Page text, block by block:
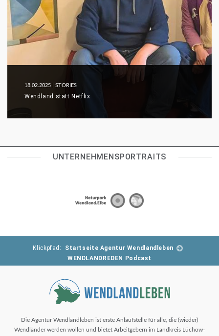
18.02.2025 | STORIES
Wendland statt Netflix
UNTERNEHMENSPORTRAITS
Klickpfad: Startseite Agentur Wendlandleben
WENDLANDREDEN Podcast
Die Agentur Wendlandleben ist erste Anlaufstelle für alle, die (wieder)
Wendländer werden wollen und bietet Arbeitgebern im Landkreis Lüchow-